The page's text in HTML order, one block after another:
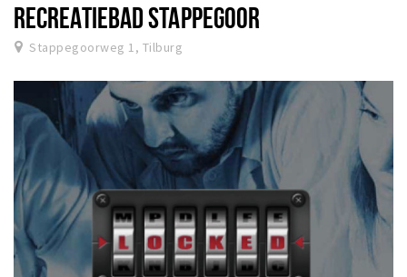
RECREATIEBAD STAPPEGOOR
Stappegoorweg 1, Tilburg